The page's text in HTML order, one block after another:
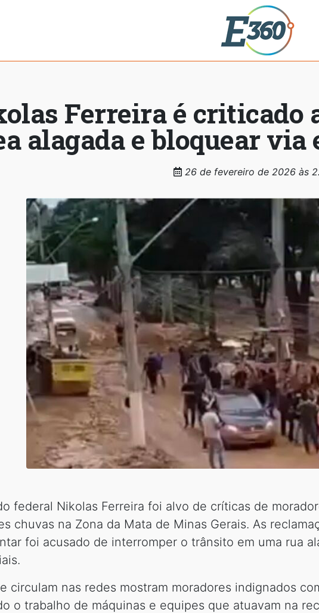
Ferreira é criticado
alagada e bloquear
26 de fevereiro de 2026 às
federal Nikolas Ferreira foi alvo de críticas de
chuvas na Zona da Mata de Minas Gerais. As
foi acusado de interromper o trânsito em uma rua
circulam nas redes mostram moradores indignados
o trabalho de máquinas e equipes que atuavam na